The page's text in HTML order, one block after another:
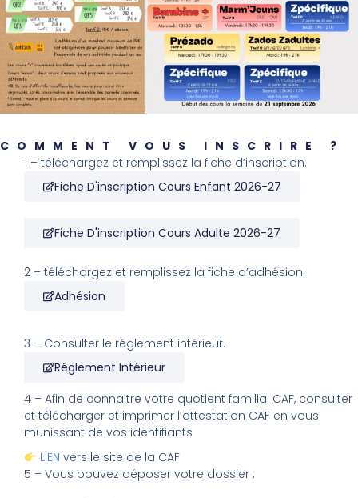
COMMENT VOUS INSCRIRE ?
1 – téléchargez et remplissez la fiche d’inscription.
Fiche D'inscription Cours Enfant 2026-27
Fiche D'inscription Cours Adulte 2026-27
2 – téléchargez et remplissez la fiche d’adhésion.
Adhésion
3 – Consulter le réglement intérieur.
Réglement Intérieur
4 – Afin de connaitre votre quotient familial CAF, consulter
et télécharger et imprimer l’attestation CAF en vous
munissant de vos identifiants
LIEN vers le site de la CAF
5 – Vous pouvez déposer votre dossier :